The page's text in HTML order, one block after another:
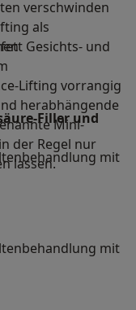
verschwinden
als
Gesichts- und
Lifting vorrangig
herabhängende
Mini-
der Regel nur
lassen.
Filler und
mit
mit